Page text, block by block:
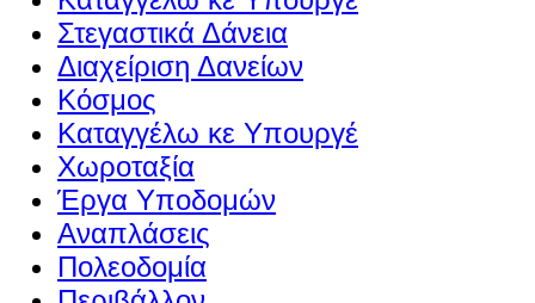
Στεγαστικά Δάνεια
Διαχείριση Δανείων
Κόσμος
Καταγγέλω κε Υπουργέ
Χωροταξία
Έργα Υποδομών
Αναπλάσεις
Πολεοδομία